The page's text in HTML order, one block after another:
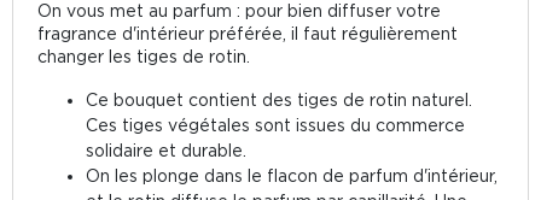
On vous met au parfum : pour bien diffuser votre
fragrance d'intérieur préférée, il faut régulièrement
changer les tiges de rotin.
Ce bouquet contient des tiges de rotin naturel.
Ces tiges végétales sont issues du commerce
solidaire et durable.
On les plonge dans le flacon de parfum d'intérieur,